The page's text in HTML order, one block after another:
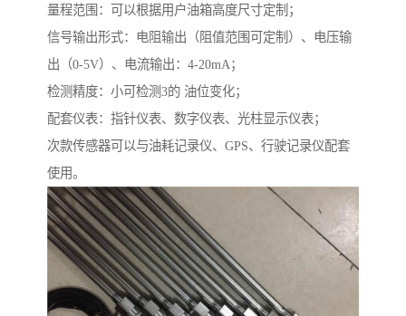
量程范围：可以根据用户油箱高度尺寸定制；
信号输出形式：电阻输出（阻值范围可定制）、电压输
出（0-5V）、电流输出：4-20mA；
检测精度：小可检测3的 油位变化；
配套仪表：指针仪表、数字仪表、光柱显示仪表；
次款传感器可以与油耗记录仪、GPS、行驶记录仪配套
使用。